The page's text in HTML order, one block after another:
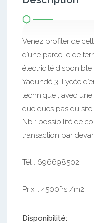
Venez profiter de
d’une parcelle de
électricité disponible
Yaoundé 3. Lycée
technique , avec
quelques pas du site.
Nb : possibilité de
transaction par
Tél : 696698502
Prix: : 4500frs /m2
Disponibilité: